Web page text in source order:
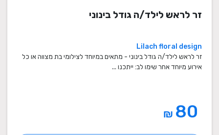
זר לראש לילד/ה גודל בינוני
Lilach floral design
זר לראש לילד/ה גודל בינוני - מתאים במיוחד לצילומי בת מצווה או כל
אירוע מיוחד אחר שימו לב: ייתכנו ...
₪